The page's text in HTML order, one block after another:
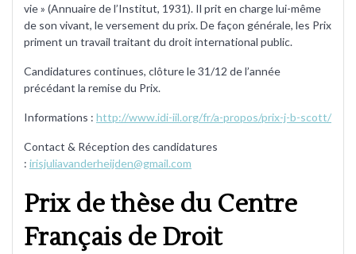
vie » (Annuaire de l’Institut, 1931). Il prit en charge lui-même
de son vivant, le versement du prix. De façon générale, les Prix
priment un travail traitant du droit international public.
Candidatures continues, clôture le 31/12 de l’année
précédant la remise du Prix.
Informations : http://www.idi-iil.org/fr/a-propos/prix-j-b-scott/
Contact & Réception des candidatures
: irisjuliavanderheijden@gmail.com
Prix de thèse du Centre
Français de Droit